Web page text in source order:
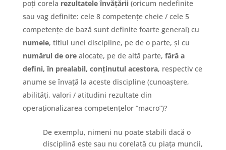
poți corela rezultatele învățării(oricum nedefinite
sau vag definite: cele 8 competențe cheie / cele 5
competențe de bază sunt definite foarte general) cu
numele, titlul unei discipline, pe de o parte, și cu
numărul de orealocate, pe de altă parte, fără a
defini, în prealabil, conținutul acestora, respectiv ce
anume se învață la aceste discipline (cunoaștere,
abilități, valori / atitudini rezultate din
operaționalizarea competențelor ”macro”)?
De exemplu, nimeni nu poate stabili dacă o
disciplină este sau nu corelată cu piața muncii,